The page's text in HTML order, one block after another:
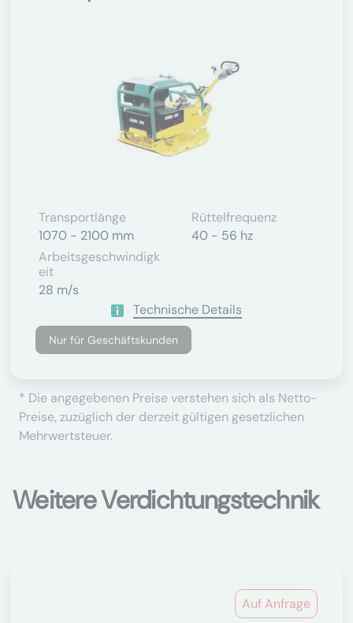
Transportlänge
1070 - 2100 mm
Rüttelfrequenz
40 - 56 hz
Arbeitsgeschwindigk
Eit
28 m/s
Technische Details
Nur für Geschäftskunden
* Die angegebenen Preise verstehen sich als Netto-
Preise, zuzüglich der derzeit gültigen gesetzlichen
Mehrwertsteuer.
Weitere Verdichtungstechnik
Auf Anfrage